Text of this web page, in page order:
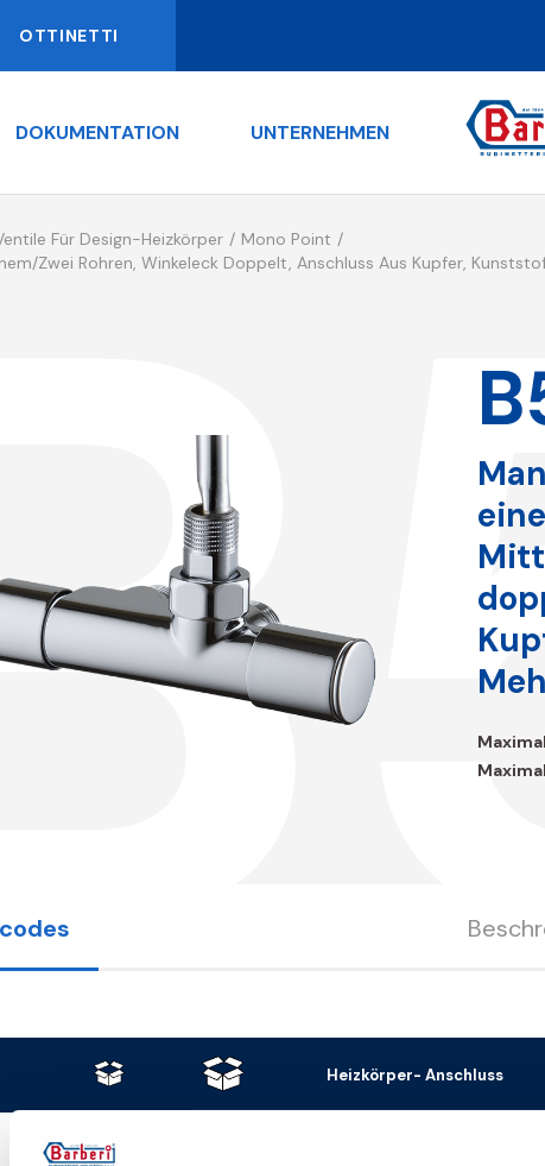
OTTINETTI
DOKUMENTATION UNTERNEHMEN
Für Design-Heizkörper
Mono Point
zwei Rohren, Winkeleck Doppelt, Anschluss Aus Kupfer,
Heizkörper- Anschluss